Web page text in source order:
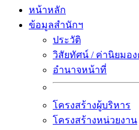
หน้าหลัก
ข้อมูลสำนักฯ
ประวัติ
วิสัยทัศน์ / ค่านิยมอ
อำนาจหน้าที่
โครงสร้างผู้บริหาร
โครงสร้างหน่วยงาน